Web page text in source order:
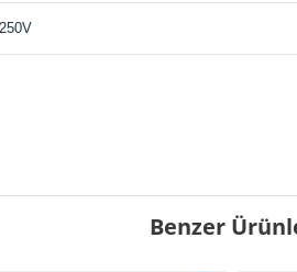
250V
Benzer